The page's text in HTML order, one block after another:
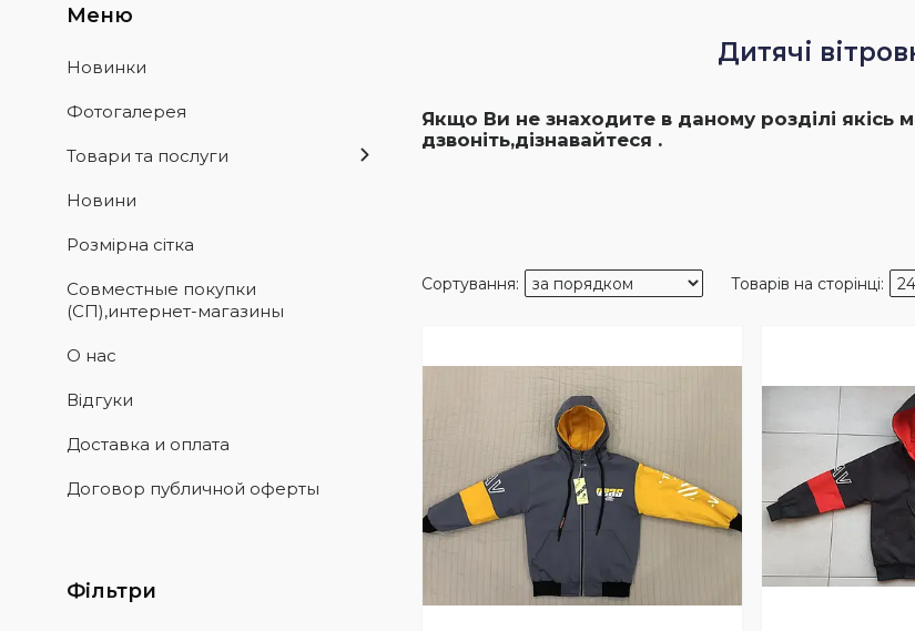
Дитячі
Якщо Ви не знаходите в даному розділі якісь
дзвоніть,дізнавайтеся .
Новинки
Фотогалерея
Товари та послуги
Новини
Розмiрна сiтка
Совместные покупки
(СП),интернет-магазины
О нас
Вiдгуки
Доставка и оплата
Договор публичной оферты
Фільтри